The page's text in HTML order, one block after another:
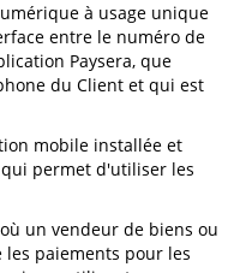
à usage unique
entre le numéro de
Paysera, que
du Client et qui est
mobile installée et
permet d'utiliser les
un vendeur de biens ou
paiements pour les